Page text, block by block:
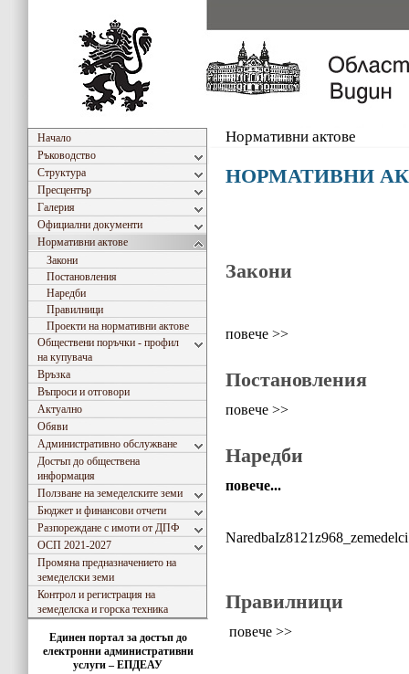
Начало
Ръководство
Структура
Пресцентър
Галерия
Официални документи
Нормативни актове
Закони
Постановления
Наредби
Правилници
Проекти на нормативни актове
Обществени поръчки - профил
на купувача
Връзка
Въпроси и отговори
Актуално
Обяви
Административно обслужване
Достъп до обществена
информация
Ползване на земеделските земи
Бюджет и финансови отчети
Разпореждане с имоти от ДПФ
ОСП 2021-2027
Промяна предназначението на
земеделски земи
Контрол и регистрация на
земеделска и горска техника
Единен портал за достъп до
електронни административни
услуги – ЕПДЕАУ
Нормативни актове
НОРМАТИВНИ
Закони
повече >>
Постановления
повече >>
Наредби
повече...
NaredbaIz8121z968_zemedelci
Правилници
повече >>